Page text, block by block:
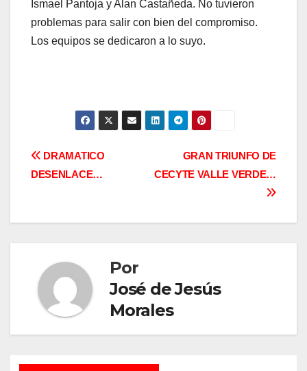
Ismael Pantoja y Alan Castañeda. No tuvieron
problemas para salir con bien del compromiso.
Los equipos se dedicaron a lo suyo.
Navegación
entradas
GRAN TRIUNFO DE
CECYTE VALLE VERDE…
DRAMATICO
DESENLACE…
Por
José de Jesús
Morales